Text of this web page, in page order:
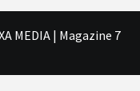
MEDIA | Magazine 7